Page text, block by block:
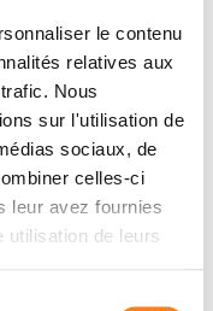
le contenu
relatives aux
Nous
sur l'utilisation de
sociaux, de
celles-ci
leur avez fournies
utilisation de leurs